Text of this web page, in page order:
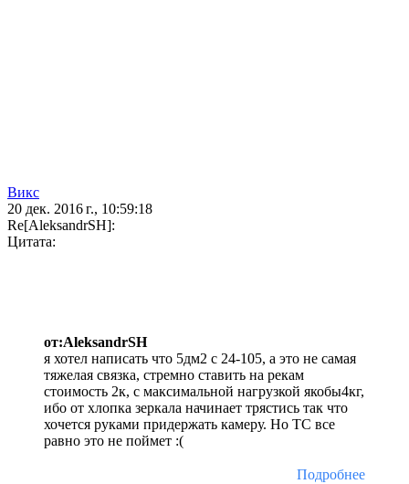
Викс
20 дек. 2016 г., 10:59:18
Re[AleksandrSH]:
Цитата:
от:AleksandrSH
я хотел написать что 5дм2 с 24-105, а это не самая
тяжелая связка, стремно ставить на рекам
стоимость 2к, с максимальной нагрузкой якобы4кг,
ибо от хлопка зеркала начинает трястись так что
хочется руками придержать камеру. Но ТС все
равно это не поймет :(
Подробнее